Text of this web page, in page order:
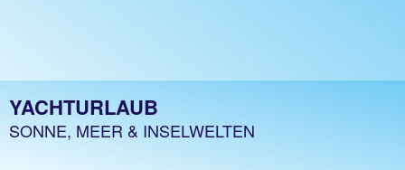
YACHTURLAUB
SONNE, MEER & INSELWELTEN